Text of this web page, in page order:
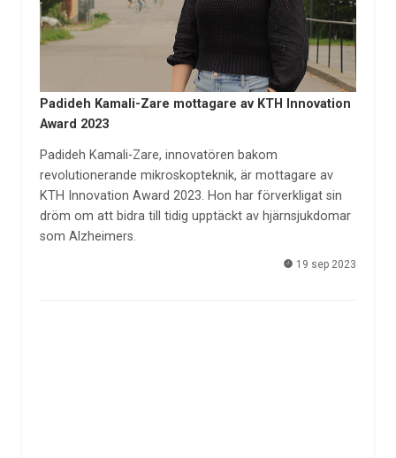
Padideh Kamali-Zare mottagare av KTH Innovation
Award 2023
Padideh Kamali-Zare, innovatören bakom
revolutionerande mikroskopteknik, är mottagare av
KTH Innovation Award 2023. Hon har förverkligat sin
dröm om att bidra till tidig upptäckt av hjärnsjukdomar
som Alzheimers.
19 sep 2023